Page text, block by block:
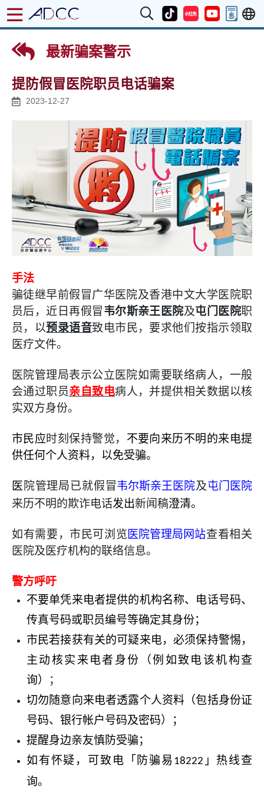
最新骗案警示
提防假冒医院职员电话骗案
2023-12-27
手法
骗徒继早前假冒广华医院及香港中文大学医院职
员后，近日再假冒韦尔斯亲王医院及屯门医院职
员，以预录语音致电市民，要求他们按指示领取
医疗文件。
医院管理局表示公立医院如需要联络病人，一般
会通过职员亲自致电病人，并提供相关数据以核
实双方身份。
市民应时刻保持警觉， 不要向来历不明的来电提
供任何个人资料，以免受骗。
医 院管理局已就假冒韦尔斯亲王医院及屯门医院
来历不明的欺诈电话发出新闻稿澄清。
如有需要，市民可浏览医院管理局网站查看相关
医院及医疗机构的联络信息。
警方呼吁
不要单凭来电者提供的机构名称、电话号码、
传真号码或职员编号等确定其身份；
市民若接获有关的可疑来电，必须保持警惕，
主动核实来电者身份（例如致电该机构查
询）
；
切勿随意向来电者透露个人资料（包括身份证
号码、银行帐户号码及密码）；
提醒身边亲友慎防受骗；
如有怀疑，可致电「防骗易 18222 」热线查
询。